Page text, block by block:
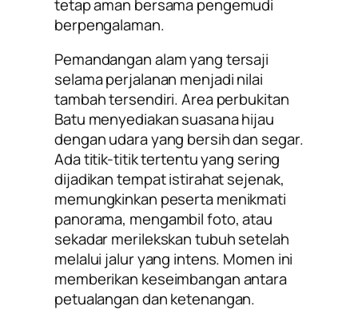
tetap aman bersama pengemudi
berpengalaman.
Pemandangan alam yang tersaji
selama perjalanan menjadi nilai
tambah tersendiri. Area perbukitan
Batu menyediakan suasana hijau
dengan udara yang bersih dan segar.
Ada titik-titik tertentu yang sering
dijadikan tempat istirahat sejenak,
memungkinkan peserta menikmati
panorama, mengambil foto, atau
sekadar merilekskan tubuh setelah
melalui jalur yang intens. Momen ini
memberikan keseimbangan antara
petualangan dan ketenangan.